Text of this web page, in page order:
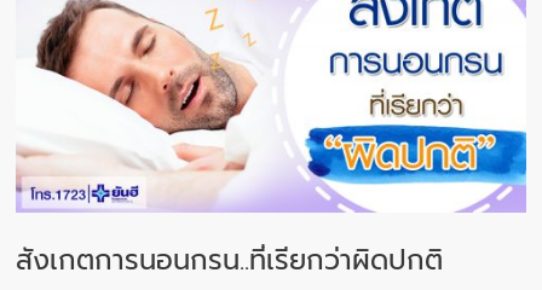
สังเกตการนอนกรน..ที่เรียกว่าผิดปกติ